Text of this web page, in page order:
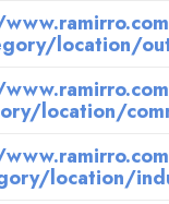
location/
location/
location/